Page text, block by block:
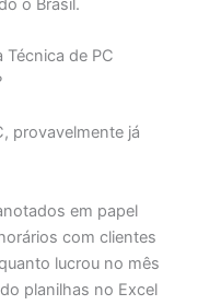
o Brasil.
de PC
provavelmente já
em papel
com clientes
lucrou no mês
planilhas no Excel